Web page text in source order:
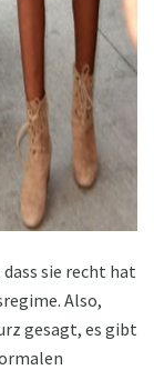
sie recht hat
Also,
gesagt, es gibt